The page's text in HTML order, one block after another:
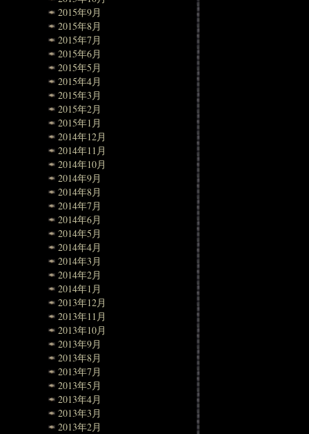
2015年9月
2015年8月
2015年7月
2015年6月
2015年5月
2015年4月
2015年3月
2015年2月
2015年1月
2014年12月
2014年11月
2014年10月
2014年9月
2014年8月
2014年7月
2014年6月
2014年5月
2014年4月
2014年3月
2014年2月
2014年1月
2013年12月
2013年11月
2013年10月
2013年9月
2013年8月
2013年7月
2013年5月
2013年4月
2013年3月
2013年2月